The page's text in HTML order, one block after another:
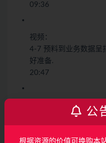
09:36
视频：
4-7 预料到业务数据呈
好准备.
20:47
4-8 优化索引可以大大
公
根据资源的价值可换购本